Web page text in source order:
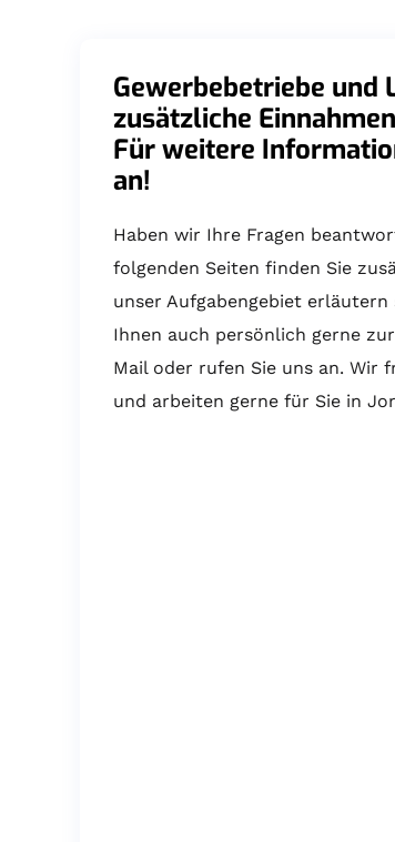
Gewerbebetriebe
zusätzliche
Für weitere
an!
Haben wir Ihre Fragen
folgenden Seiten finden Sie
unser Aufgabengebiet
Ihnen auch persönlich gerne
Mail oder rufen Sie uns an. Wir
und arbeiten gerne für Sie in